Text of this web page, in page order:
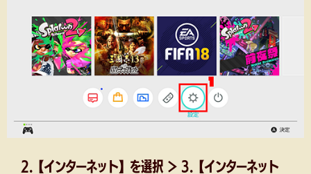
2.【インターネット】を選択 ＞ 3.【インターネット